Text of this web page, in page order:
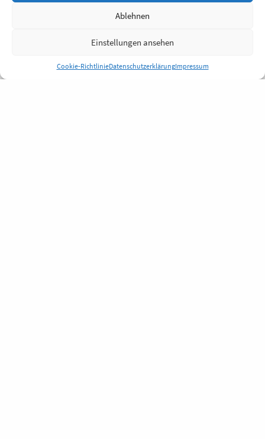
Ablehnen
Einstellungen ansehen
Cookie-RichtlinieDatenschutzerklärungImpressum